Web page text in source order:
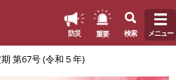
防災 重要 検索 メニュー
第67号 (令和５年)